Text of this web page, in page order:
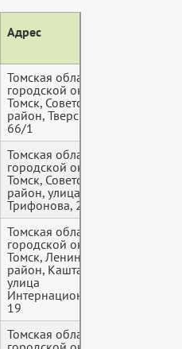
Адрес
Томская область, Томск
городской округ,
Томск, Советский
район, Тверская улица,
66/1
Томская область, Томск
городской округ,
Томск, Советский
район, улица
Трифонова, 20
Томская область, Томск
городской округ,
Томск, Ленинский
район, Каштак-3 м-н,
улица
Интернационалистов,
19
Томская область, Томск